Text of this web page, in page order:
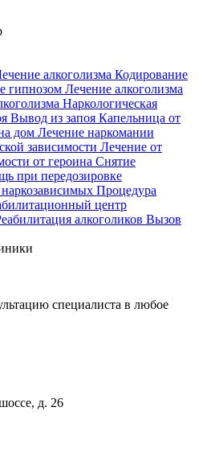
алкоголизма Кодирование
гипнозом Лечение алкоголизма
Наркологическая
Вывод из запоя Капельница от
дом Лечение наркомании
зависимости Лечение от
от героина Снятие
при передозировке
Процедура
центр
алкоголиков Вызов
специалиста в любое
д. 26